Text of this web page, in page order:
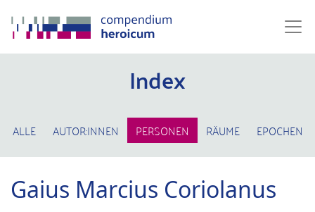
Index
ALLE AUTOR:INNEN PERSONEN RÄUME EPOCHEN
Gaius Marcius Coriolanus